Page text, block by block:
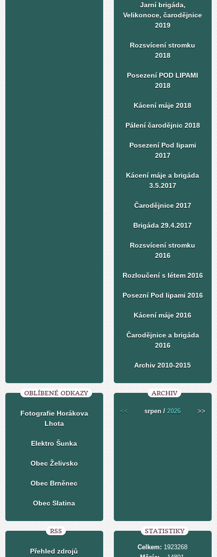
Jarní brigáda,
Velikonoce, čarodějnice
2019
Rozsvícení stromku
2018
Posezení POD LIPAMI
2018
Kácení máje 2018
Pálení čarodějnic 2018
Posezení Pod lipami
2017
Kácení máje a brigáda
3.5.2017
Čarodějnice 2017
Brigáda 29.4.2017
Rozsvícení stromku
2016
Rozloučení s létem 2016
Posezní Pod lipami 2016
Kácení máje 2016
Čarodějnice a brigáda
2016
Archiv 2010-2015
OBLÍBENÉ ODKAZY
Fotografie Horákova
Lhota
Elektro Šunka
Obec Želivsko
Obec Brněnec
Obec Slatina
ARCHIV
<< srpen /2026 >>
RSS
Přehled zdrojů
STATISTIKY
Celkem: 1923268